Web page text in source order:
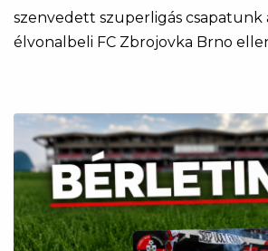
szenvedett szuperligás csapatunk
élvonalbeli FC Zbrojovka Brno